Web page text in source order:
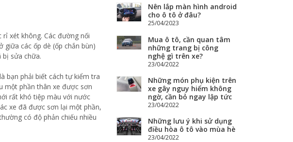
xét không. Các đường nối
giữa các ốp dè (ốp chắn bùn)
sửa chữa.
bạn phải biết cách tự kiểm tra
một phần thân xe được sơn
rất khó tiệp màu với nước
xe đã được sơn lại một phần,
có độ phản chiếu nhiều
Nên lắp màn hình android
cho ô tô ở đâu?
25/04/2023
Mua ô tô, cần quan tâm
những trang bị công
nghệ gì trên xe?
23/04/2022
Những món phụ kiện trên
xe gây nguy hiểm không
ngờ, cần bỏ ngay lập tức
23/04/2022
Những lưu ý khi sử dụng
điều hòa ô tô vào mùa hè
23/04/2022